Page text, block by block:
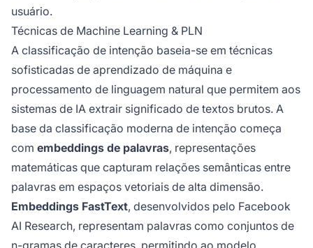
usuário.
Técnicas de Machine Learning & PLN
A classificação de intenção baseia-se em técnicas
sofisticadas de aprendizado de máquina e
processamento de linguagem natural que permitem aos
sistemas de IA extrair significado de textos brutos. A
base da classificação moderna de intenção começa
com embeddings de palavras, representações
matemáticas que capturam relações semânticas entre
palavras em espaços vetoriais de alta dimensão.
Embeddings FastText, desenvolvidos pelo Facebook
AI Research, representam palavras como conjuntos de